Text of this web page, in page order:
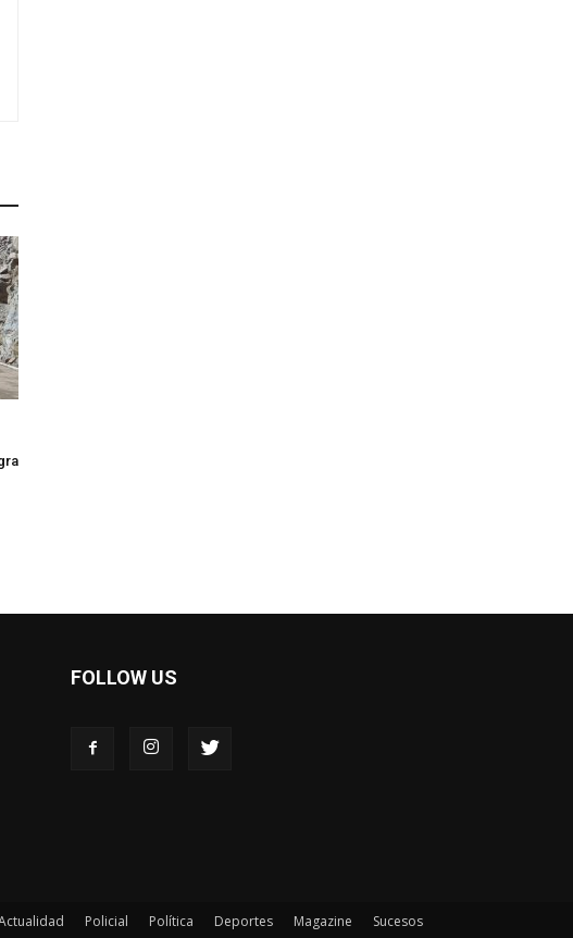
FOLLOW US
Policial Política Deportes Magazine Sucesos